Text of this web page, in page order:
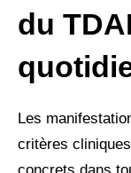
du
Les
critères